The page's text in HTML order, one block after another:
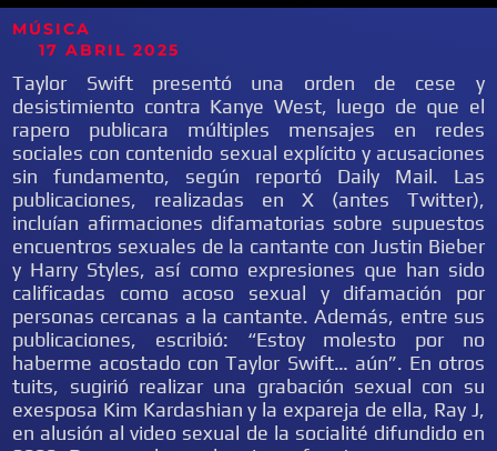
MÚSICA
17 ABRIL 2025
Taylor Swift presentó una orden de cese y
desistimiento contra Kanye West, luego de que el
rapero publicara múltiples mensajes en redes
sociales con contenido sexual explícito y acusaciones
sin fundamento, según reportó Daily Mail. Las
publicaciones, realizadas en X (antes Twitter),
incluían afirmaciones difamatorias sobre supuestos
encuentros sexuales de la cantante con Justin Bieber
y Harry Styles, así como expresiones que han sido
calificadas como acoso sexual y difamación por
personas cercanas a la cantante. Además, entre sus
publicaciones, escribió: “Estoy molesto por no
haberme acostado con Taylor Swift… aún”. En otros
tuits, sugirió realizar una grabación sexual con su
exesposa Kim Kardashian y la expareja de ella, Ray J,
en alusión al video sexual de la socialité difundido en